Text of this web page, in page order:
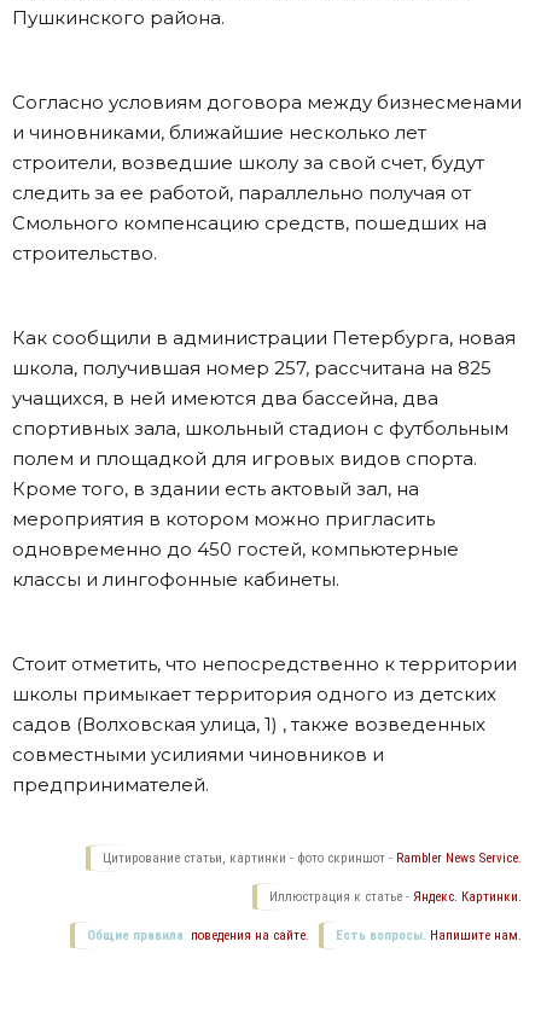
Пушкинского района.
Согласно условиям договора между бизнесменами
и чиновниками, ближайшие несколько лет
строители, возведшие школу за свой счет, будут
следить за ее работой, параллельно получая от
Смольного компенсацию средств, пошедших на
строительство.
Как сообщили в администрации Петербурга, новая
школа, получившая номер 257, рассчитана на 825
учащихся, в ней имеются два бассейна, два
спортивных зала, школьный стадион с футбольным
полем и площадкой для игровых видов спорта.
Кроме того, в здании есть актовый зал, на
мероприятия в котором можно пригласить
одновременно до 450 гостей, компьютерные
классы и лингофонные кабинеты.
Стоит отметить, что непосредственно к территории
школы примыкает территория одного из детских
садов (Волховская улица, 1) , также возведенных
совместными усилиями чиновников и
предпринимателей.
Цитирование статьи, картинки - фото скриншот - Rambler News Service.
Иллюстрация к статье - Яндекс. Картинки.
Есть вопросы. Напишите нам.
Общие правила поведения на сайте.